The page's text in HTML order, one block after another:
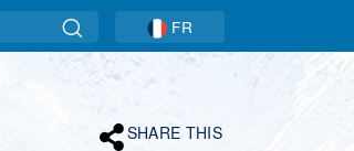
FR
SHARE THIS